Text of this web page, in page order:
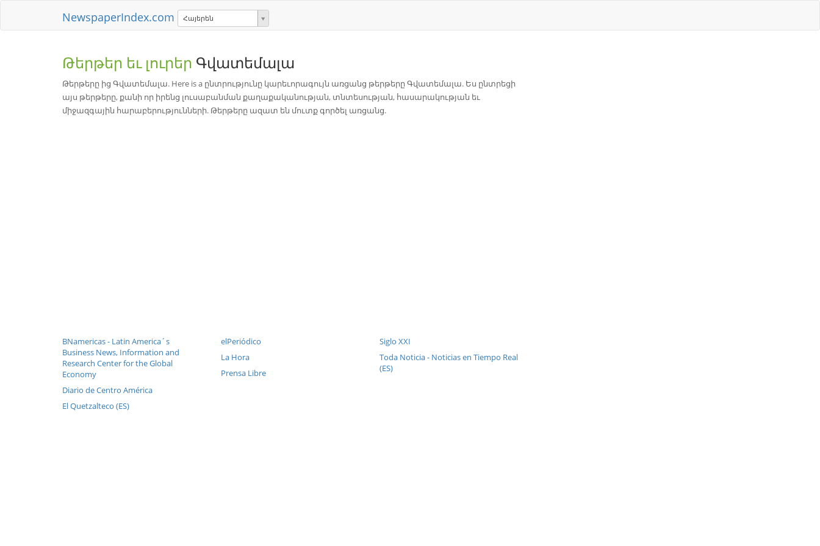
NewspaperIndex.com Հայերեն
Թերթեր եւ լուրեր Գվատեմալա
Թերթերը ից Գվատեմալա. Here is a ընտրությունը կարեւորագույն առցանց թերթերը Գվատեմալա. Ես ընտրեցի
այս թերթերը, քանի որ իրենց լուսաբանման քաղաքականության, տնտեսության, հասարակության եւ
միջազգային հարաբերությունների. Թերթերը ազատ են մուտք գործել առցանց.
BNamericas - Latin America´s
Business News, Information and
Research Center for the Global
Economy
Diario de Centro América
El Quetzalteco (ES)
elPeriódico
La Hora
Prensa Libre
Siglo XXI
Toda Noticia - Noticias en Tiempo Real
(ES)